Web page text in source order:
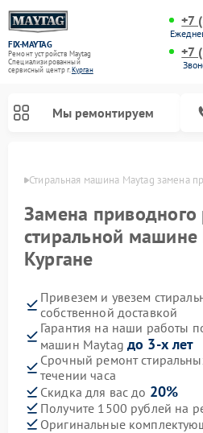
FIX-MAYTAG
Ремонт устройств Maytag
Специализированный
cервисный центр г.Курган
+7
+7
Мы ремонтируем
Стиральная машина Maytag замена
Замена приводного
стиральной машине
Кургане
Привезем и увезем
собственной доставкой
Гарантия на наши работы
машин Maytag до 3-х лет
Срочный ремонт
течении часа
Скидка для вас до 20%
Получите 1500 рублей на
Оригинальные